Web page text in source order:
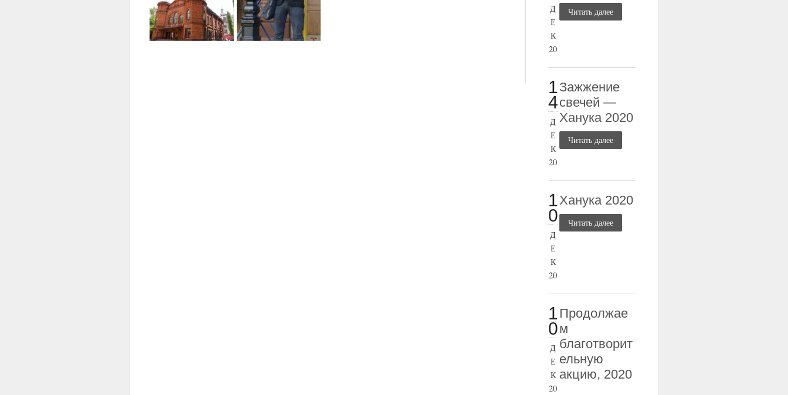
Д
Е
К
20
Читать далее
1
4
Д
Е
К
20
Зажжение
свечей —
Ханука 2020
Читать далее
1
0
Д
Е
К
20
Ханука 2020
Читать далее
1
0
Д
Е
К
20
Продолжае
м
благотворит
ельную
акцию, 2020